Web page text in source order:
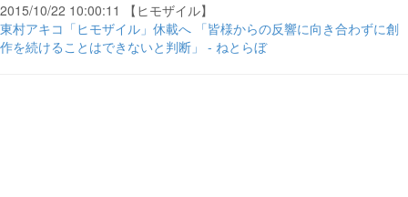
2015/10/22 10:00:11 【ヒモザイル】
東村アキコ「ヒモザイル」休載へ 「皆様からの反響に向き合わずに創
作を続けることはできないと判断」 - ねとらぼ